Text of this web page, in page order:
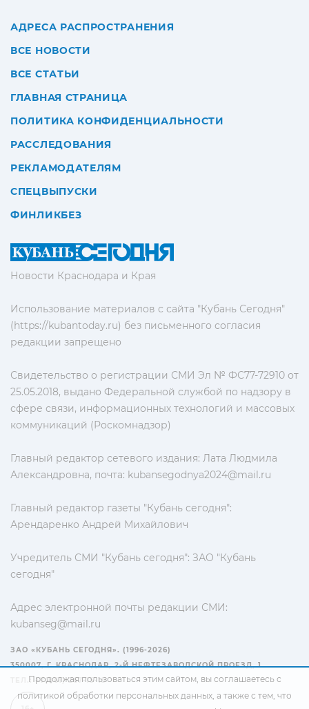
Новости Краснодара и Края
Использование материалов с сайта "Кубань Сегодня"
(https://kubantoday.ru) без письменного согласия
редакции запрещено
Свидетельство о регистрации СМИ Эл № ФС77-72910 от
25.05.2018, выдано Федеральной службой по надзору в
сфере связи, информационных технологий и массовых
коммуникаций (Роскомнадзор)
Главный редактор сетевого издания: Лата Людмила
Александровна, почта: kubansegodnya2024@mail.ru
Главный редактор газеты "Кубань сегодня":
Арендаренко Андрей Михайлович
Учредитель СМИ "Кубань сегодня": ЗАО "Кубань
сегодня"
Адрес электронной почты редакции СМИ:
kubanseg@mail.ru
АДРЕСА РАСПРОСТРАНЕНИЯ
ВСЕ НОВОСТИ
ВСЕ СТАТЬИ
ГЛАВНАЯ СТРАНИЦА
ПОЛИТИКА КОНФИДЕНЦИАЛЬНОСТИ
РАССЛЕДОВАНИЯ
РЕКЛАМОДАТЕЛЯМ
СПЕЦВЫПУСКИ
ФИНЛИКБЕЗ
ЗАО «КУБАНЬ СЕГОДНЯ». (1996-2026)
350007, Г. КРАСНОДАР, 2-Й НЕФТЕЗАВОДСКОЙ ПРОЕЗД, 1
ТЕЛ.: +7(861) 267-15-15
Продолжая пользоваться этим сайтом, вы соглашаетесь с
политикой обработки персональных данных, а также с тем, что